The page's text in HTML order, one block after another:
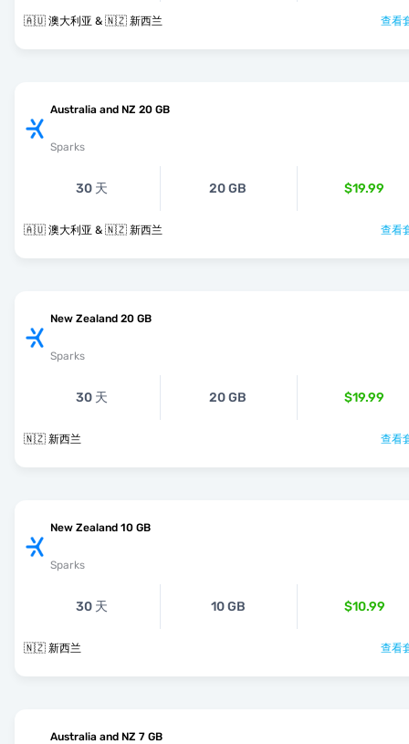
🇦🇺 澳大利亚 & 🇳🇿 新西兰 查看
Australia and NZ 20 GB
Sparks
30 天 20 GB $19.99
🇦🇺 澳大利亚 & 🇳🇿 新西兰 查看
New Zealand 20 GB
Sparks
30 天 20 GB $19.99
🇳🇿 新西兰 查看
New Zealand 10 GB
Sparks
30 天 10 GB $10.99
🇳🇿 新西兰 查看
Australia and NZ 7 GB